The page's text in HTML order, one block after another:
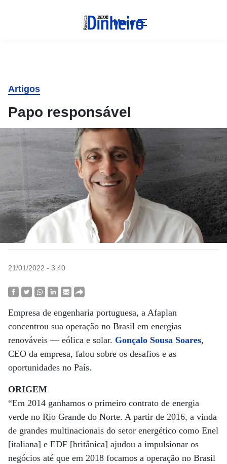
Menu
Artigos
Papo responsável
21/01/2022 - 3:40
Empresa de engenharia portuguesa, a Afaplan
concentrou sua operação no Brasil em energias
renováveis — eólica e solar. Gonçalo Sousa Soares,
CEO da empresa, falou sobre os desafios e as
oportunidades no País.
ORIGEM
“Em 2014 ganhamos o primeiro contrato de energia
verde no Rio Grande do Norte. A partir de 2016, a vinda
de grandes multinacionais do setor energético como Enel
[italiana] e EDF [britânica] ajudou a impulsionar os
negócios até que em 2018 focamos a operação no Brasil